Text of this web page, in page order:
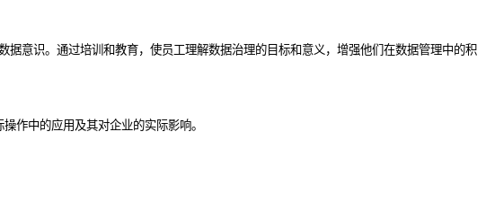
意识。通过培训和教育，使员工理解数据治理的目标和意义，增强他们在数据管理中的积
作中的应用及其对企业的实际影响。